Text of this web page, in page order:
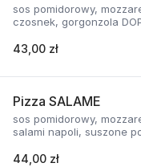
sos pomidorowy,
czosnek, gorgonzola
43,00 zł
Pizza SALAME
sos pomidorowy,
salami napoli, suszone
44,00 zł